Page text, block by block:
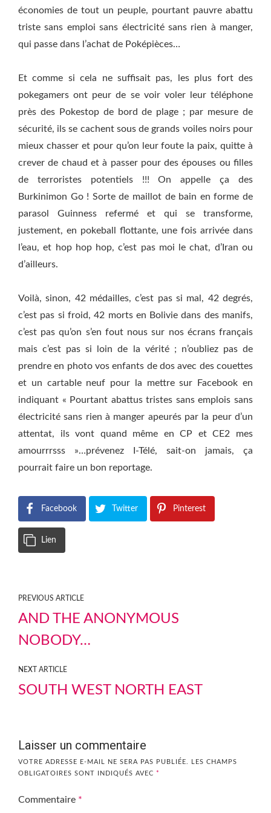
économies de tout un peuple, pourtant pauvre abattu
triste sans emploi sans électricité sans rien à manger,
qui passe dans l’achat de Poképièces…
Et comme si cela ne suffisait pas, les plus fort des
pokegamers ont peur de se voir voler leur téléphone
près des Pokestop de bord de plage ; par mesure de
sécurité, ils se cachent sous de grands voiles noirs pour
mieux chasser et pour qu’on leur foute la paix, quitte à
crever de chaud et à passer pour des épouses ou filles
de terroristes potentiels !!! On appelle ça des
Burkinimon Go ! Sorte de maillot de bain en forme de
parasol Guinness refermé et qui se transforme,
justement, en pokeball flottante, une fois arrivée dans
l’eau, et hop hop hop, c’est pas moi le chat, d’Iran ou
d’ailleurs.
Voilà, sinon, 42 médailles, c’est pas si mal, 42 degrés,
c’est pas si froid, 42 morts en Bolivie dans des manifs,
c’est pas qu’on s’en fout nous sur nos écrans français
mais c’est pas si loin de la vérité ; n’oubliez pas de
prendre en photo vos enfants de dos avec des couettes
et un cartable neuf pour la mettre sur Facebook en
indiquant « Pourtant abattus tristes sans emplois sans
électricité sans rien à manger apeurés par la peur d’un
attentat, ils vont quand même en CP et CE2 mes
amourrrsss »…prévenez I-Télé, sait-on jamais, ça
pourrait faire un bon reportage.
Facebook Twitter Pinterest
Lien
PREVIOUS ARTICLE
AND THE ANONYMOUS
NOBODY…
NEXT ARTICLE
SOUTH WEST NORTH EAST
Laisser un commentaire
VOTRE ADRESSE E-MAIL NE SERA PAS PUBLIÉE.
LES CHAMPS
OBLIGATOIRES SONT INDIQUÉS AVEC *
Commentaire *